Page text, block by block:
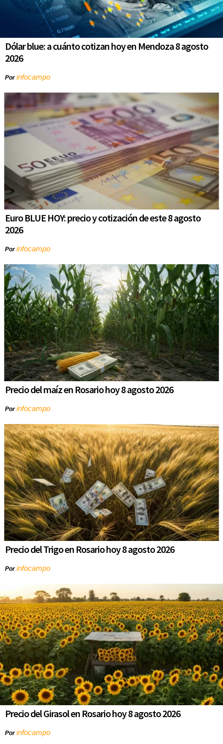
Dólar blue: a cuánto cotizan hoy en Mendoza 8 agosto
2026
Porinfocampo
Euro BLUE HOY: precio y cotización de este 8 agosto
2026
Porinfocampo
Precio del maíz en Rosario hoy 8 agosto 2026
Porinfocampo
Precio del Trigo en Rosario hoy 8 agosto 2026
Porinfocampo
Precio del Girasol en Rosario hoy 8 agosto 2026
Porinfocampo